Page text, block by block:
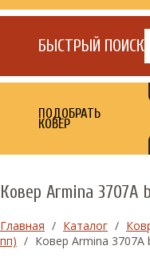
БЫСТРЫЙ ПОИСК
ПОДОБРАТЬ
КОВЕР
Ковер Armina 3707A
Главная / Каталог /
пп) / Ковер Armina 3707A